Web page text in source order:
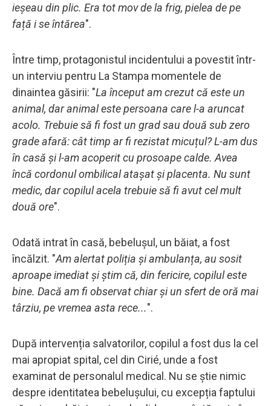
ieșeau din plic. Era tot mov de la frig, pielea de pe
față i se întărea".
Între timp, protagonistul incidentului a povestit într-
un interviu pentru La Stampa momentele de
dinaintea găsirii: "La început am crezut că este un
animal, dar animal este persoana care l-a aruncat
acolo. Trebuie să fi fost un grad sau două sub zero
grade afară: cât timp ar fi rezistat micuțul? L-am dus
în casă și l-am acoperit cu prosoape calde. Avea
încă cordonul ombilical atașat și placenta. Nu sunt
medic, dar copilul acela trebuie să fi avut cel mult
două ore".
Odată intrat în casă, bebelușul, un băiat, a fost
încălzit. "Am alertat poliția și ambulanța, au sosit
aproape imediat și știm că, din fericire, copilul este
bine. Dacă am fi observat chiar și un sfert de oră mai
târziu, pe vremea asta rece...".
După intervenția salvatorilor, copilul a fost dus la cel
mai apropiat spital, cel din Cirié, unde a fost
examinat de personalul medical. Nu se știe nimic
despre identitatea bebelușului, cu excepția faptului